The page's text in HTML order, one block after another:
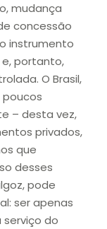
mudança
concessão
instrumento
portanto,
O Brasil,
– desta vez,
privados,
que
desses
pode
ser apenas
do